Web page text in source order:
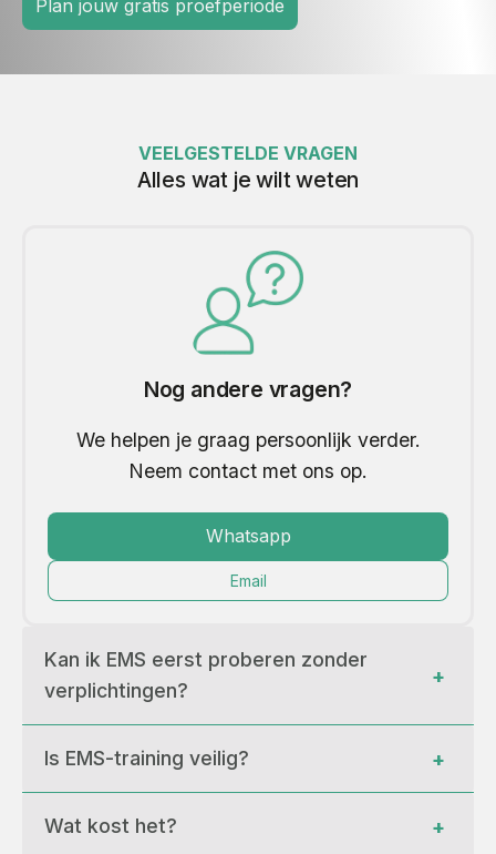
Plan jouw gratis proefperiode
VEELGESTELDE VRAGEN
Alles wat je wilt weten
Nog andere vragen?
We helpen je graag persoonlijk verder.
Neem contact met ons op.
Whatsapp
Email
Kan ik EMS eerst proberen zonder
verplichtingen?
+
Is EMS-training veilig? +
Wat kost het? +